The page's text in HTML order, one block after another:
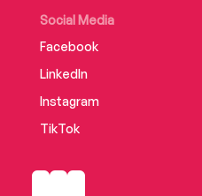
Social Media
Facebook
LinkedIn
Instagram
TikTok